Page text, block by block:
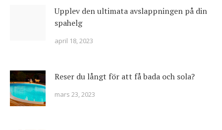
Upplev den ultimata avslappningen på din
spahelg
april 18, 2023
Reser du långt för att få bada och sola?
mars 23, 2023